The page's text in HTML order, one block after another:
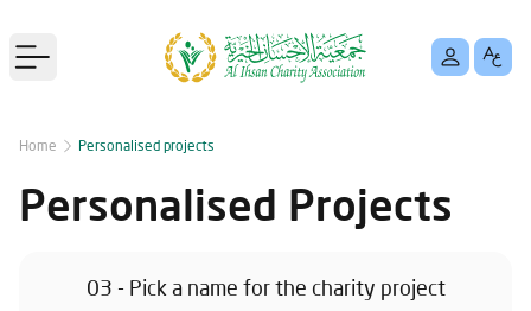
Open main menu
Home Personalised projects
Personalised Projects
03 - Pick a name for the charity project